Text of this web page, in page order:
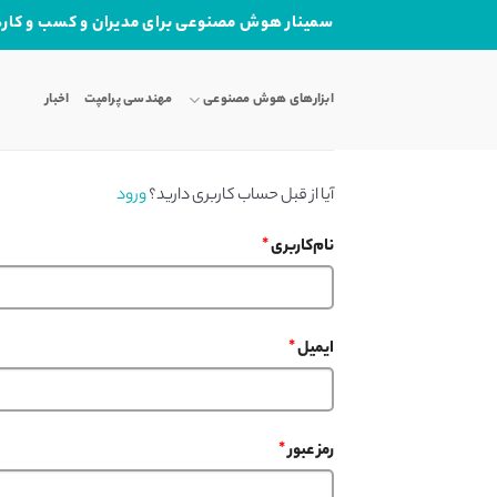
سمینار هوش مصنوعی برای مدیران و کسب و
ابزارهای هوش مصنوعی مهندسی پرامپت اخبار
آیا از قبل حساب کاربری دارید؟ورود
نام‌کاربری*
ایمیل*
رمز عبور*